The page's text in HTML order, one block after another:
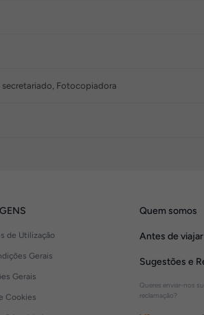
secretariado, Fotocopiadora
de Utilização
Gerais
Gerais
Cookies
Quem somos
Antes de viajar
Sugestões e
Queres enviar-nos
reclamação?